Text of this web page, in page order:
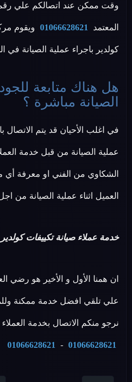
وقت ممكن عند اتصالكم علي رقم
المعتمد 01066628621 ويقوم
كولدير باجراء عملية الصيانة في
هل هناك متابعة
الصيانة مباشرة ؟
في اغلب الأحيان قد يتم الاتصال
عملية الصيانة من قبل خدمة
الشكاوي من الفني او معرفة
العميل اثناء عملية الصيانة من
خدمة عملاء صيانة تكييفات كولدير
ان همنا الأول و الأخير هو رضي
علي تلقي افضل خدمة ممكنة
نرجو منكم الاتصال بخدمة
01066628621
-
01066628621